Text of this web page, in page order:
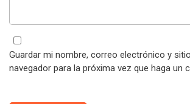
Guardar mi nombre, correo electrónico y
navegador para la próxima vez que haga un